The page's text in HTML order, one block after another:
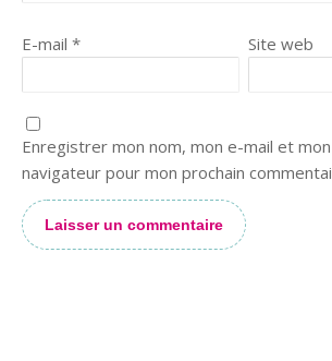
E-mail * Site web
Enregistrer mon nom, mon e-mail et
navigateur pour mon prochain